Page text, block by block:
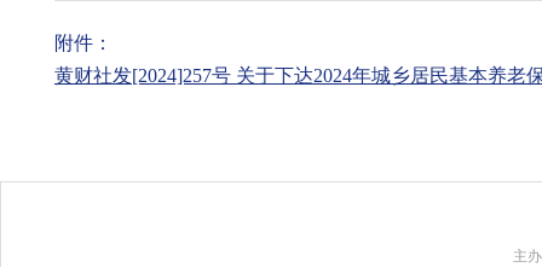
附件：
黄财社发[2024]257号 关于下达2024年城乡居民基本养
主